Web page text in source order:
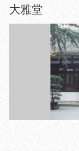
文创
大雅堂